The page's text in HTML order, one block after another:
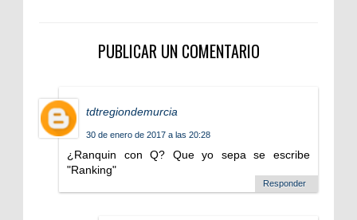
PUBLICAR UN COMENTARIO
tdtregiondemurcia
30 de enero de 2017 a las 20:28
¿Ranquin con Q? Que yo sepa se escribe
"Ranking"
Responder